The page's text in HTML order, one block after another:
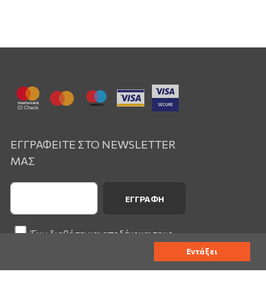
Εντάξει
ΕΓΓΡΑΦΕΙΤΕ ΣΤΟ NEWSLETTER
ΜΑΣ
ΕΓΓΡΑΦΉ
Έχω διαβάσει και αποδέχομαι τους